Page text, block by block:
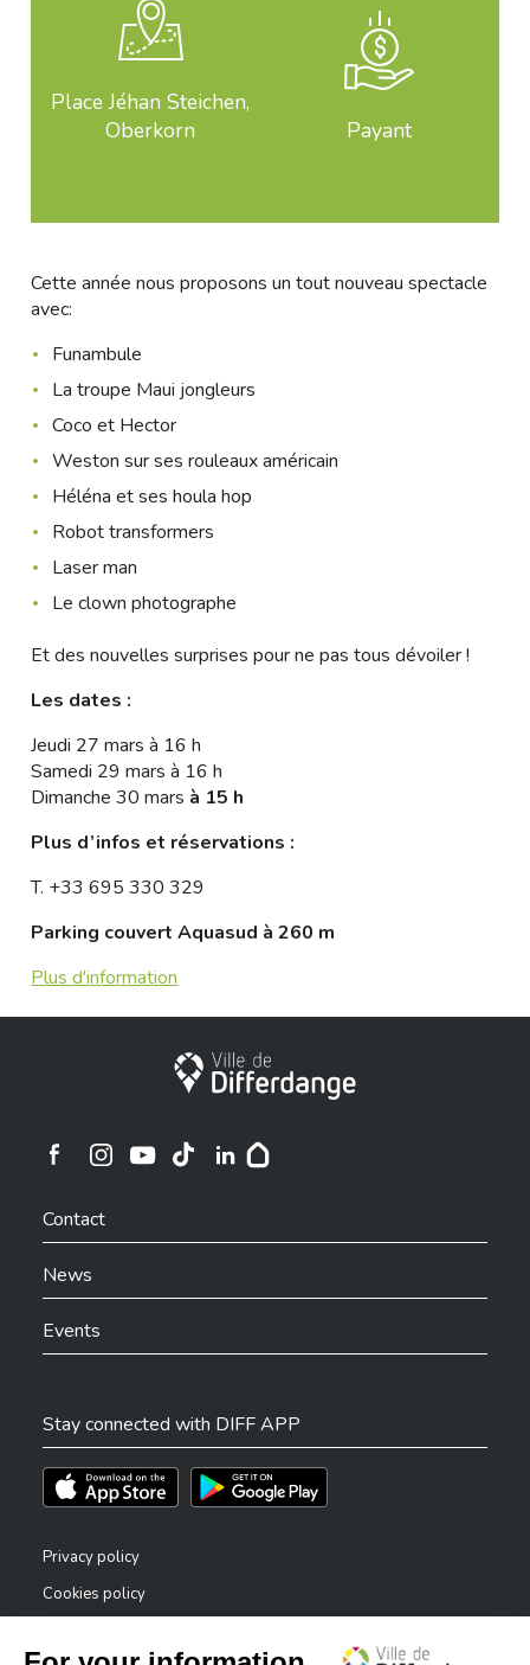
Place Jéhan Steichen,
Oberkorn
Payant
Cette année nous proposons un tout nouveau spectacle
avec:
Funambule
La troupe Maui jongleurs
Coco et Hector
Weston sur ses rouleaux américain
Héléna et ses houla hop
Robot transformers
Laser man
Le clown photographe
Et des nouvelles surprises pour ne pas tous dévoiler !
Les dates :
Jeudi 27 mars à 16 h
Samedi 29 mars à 16 h
Dimanche 30 mars à 15 h
Plus d’infos et réservations :
T. +33 695 330 329
Parking couvert Aquasud à 260 m
Plus d'information
City of Differdange
Ville de Differdange sur Instagram
Contact
News
Events
Stay connected with DIFF APP
Téléchargez l'app sur l'App StoreTéléchargez l'app sur Play Store
Privacy policy
Cookies policy